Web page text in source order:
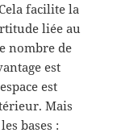
facilite la
liée au
nombre de
est
est
Mais
bases :